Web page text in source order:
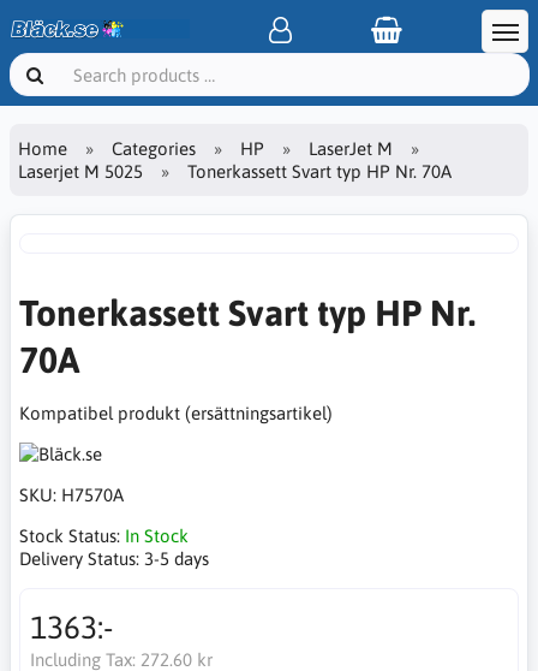
Home Categories HP
LaserJet M
Laserjet M 5025
Tonerkassett Svart typ HP Nr. 70A
Tonerkassett Svart typ HP Nr.
70A
Kompatibel produkt (ersättningsartikel)
SKU: H7570A
Stock Status: In Stock
Delivery Status: 3-5 days
1363:-
Including Tax: 272.60 kr